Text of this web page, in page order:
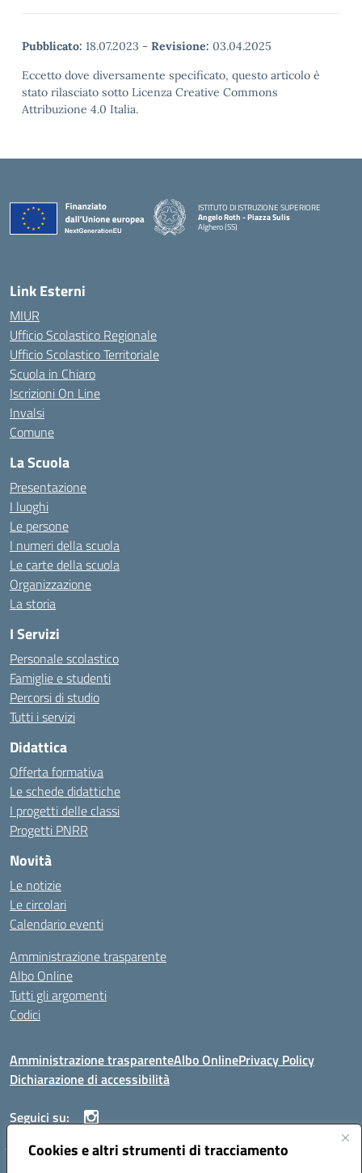
Cookies e altri strumenti di tracciamento
Pubblicato: 18.07.2023 - Revisione: 03.04.2025
Eccetto dove diversamente specificato, questo articolo è
stato rilasciato sotto Licenza Creative Commons
Attribuzione 4.0 Italia.
ISTITUTO DI ISTRUZIONE SUPERIORE
Angelo Roth - Piazza Sulis
Alghero (SS)
— Visita la pagina iniziale della scuola
Link Esterni
MIUR
Ufficio Scolastico Regionale
Ufficio Scolastico Territoriale
Scuola in Chiaro
Iscrizioni On Line
Invalsi
Comune
La Scuola
Presentazione
I luoghi
Le persone
I numeri della scuola
Le carte della scuola
Organizzazione
La storia
I Servizi
Personale scolastico
Famiglie e studenti
Percorsi di studio
Tutti i servizi
Didattica
Offerta formativa
Le schede didattiche
I progetti delle classi
Progetti PNRR
Novità
Le notizie
Le circolari
Calendario eventi
Amministrazione trasparente
Albo Online
Tutti gli argomenti
Codici
Amministrazione trasparenteAlbo OnlinePrivacy Policy
Dichiarazione di accessibilità
Seguici su: